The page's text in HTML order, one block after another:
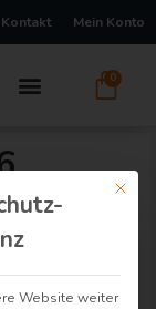
Kontakt Mein Konto
0
Mit
Website weiter